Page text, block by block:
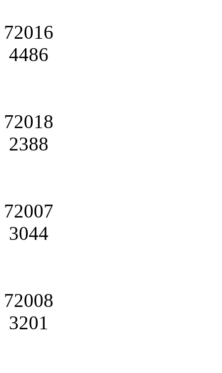
72016
4486
72018
2388
72007
3044
72008
3201